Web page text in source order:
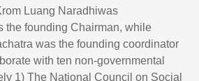
Luang Naradhiwas
the founding Chairman, while
was the founding coordinator
with ten non-governmental
1) The National Council on Social